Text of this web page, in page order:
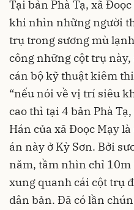
Tại bản Phà Tạ, xã
khi nhìn những người
trụ trong sương mù
công những cột trụ
cán bộ kỹ thuật kiêm
“nếu nói về vị trí siêu
cao thì tại 4 bản Phà
Hán của xã Đoọc Mạy
án này ở Kỳ Sơn. Bởi
năm, tầm nhìn chỉ 10m
xung quanh cái cột trụ
dân bản. Đã có lần